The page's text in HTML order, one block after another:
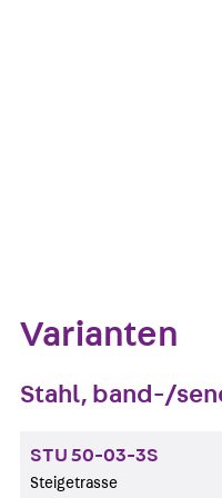
Datenblatt
Varianten
Stahl, band-/
STU 50-03-3S
Steigetrasse